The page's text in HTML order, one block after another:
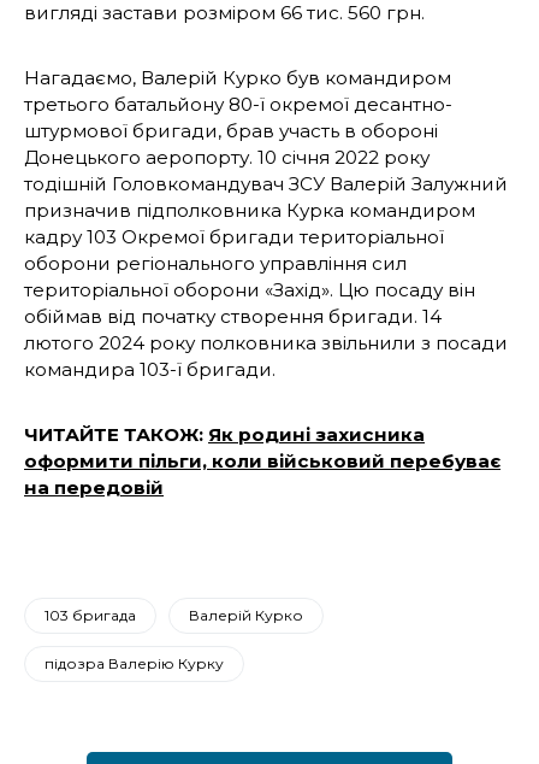
вигляді застави розміром 66 тис. 560 грн.
Нагадаємо, Валерій Курко був командиром
третього батальйону 80-ї окремої десантно-
штурмової бригади, брав участь в обороні
Донецького аеропорту. 10 січня 2022 року
тодішній Головкомандувач ЗСУ Валерій Залужний
призначив підполковника Курка командиром
кадру 103 Окремої бригади територіальної
оборони регіонального управління сил
територіальної оборони «Захід». Цю посаду він
обіймав від початку створення бригади. 14
лютого 2024 року полковника звільнили з посади
командира 103-ї бригади.
ЧИТАЙТЕ ТАКОЖ: Як родині захисника
оформити пільги, коли військовий перебуває
на передовій
103 бригада Валерій Курко
підозра Валерію Курку